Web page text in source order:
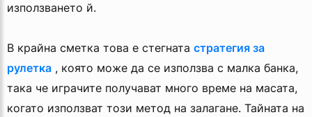
използването й.
В крайна сметка това е стегната стратегия за
рулетка , която може да се използва с малка банка,
така че играчите получават много време на масата,
когато използват този метод на залагане. Тайната на